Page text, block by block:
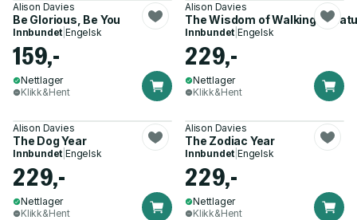
Alison Davies
Be Glorious, Be You
Innbundet |Engelsk
159,-
Nettlager
Klikk&Hent
Alison Davies
The Wisdom of Walking in
Innbundet |Engelsk
229,-
Nettlager
Klikk&Hent
Alison Davies
The Dog Year
Innbundet |Engelsk
229,-
Nettlager
Klikk&Hent
Alison Davies
The Zodiac Year
Innbundet |Engelsk
229,-
Nettlager
Klikk&Hent